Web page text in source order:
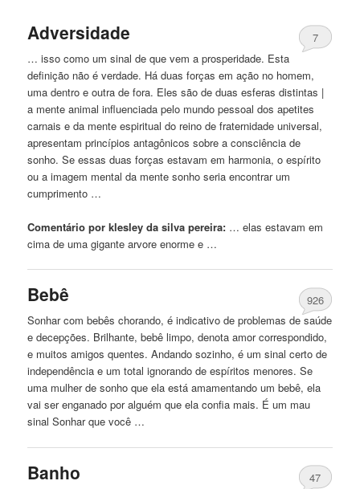
Adversidade
7
… isso como um sinal de que vem a prosperidade. Esta
definição não é verdade. Há duas forçasem ação no homem,
uma dentro e outra de fora. Eles são de duas esferas distintas |
a mente animal influenciada pelo mundo pessoal dos apetites
carnais e da mente espiritual do reino de fraternidade universal,
apresentam princípios antagônicos sobre a consciência de
sonho. Se essas duas forças estavamem harmonia, o espírito
ou a imagem mental da mente sonho seria encontrar um
cumprimento …
Comentário por klesley da silva pereira: … elas estavamem
cima de uma gigante arvore enorme e …
Bebê
926
Sonhar com bebês chorando, é indicativo de problemas de saúde
e decepções. Brilhante, bebê limpo, denota amor correspondido,
e muitos amigos quentes. Andando sozinho, é um sinal certo de
independência e um total ignorando de espíritos menores. Se
uma mulher de sonho que ela está amamentando um bebê, ela
vai ser enganado por alguém que ela confia mais. É um mau
sinal Sonhar que você …
Banho
47